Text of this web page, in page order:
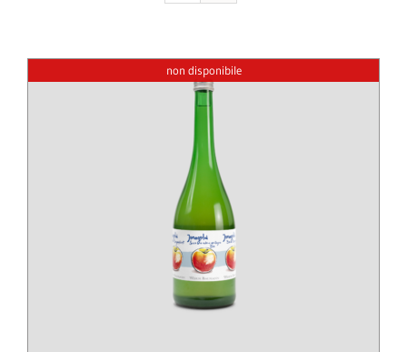
non disponibile